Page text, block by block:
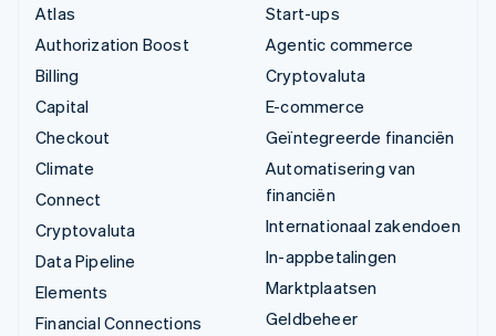
Atlas
Authorization Boost
Billing
Capital
Checkout
Climate
Connect
Cryptovaluta
Data Pipeline
Elements
Financial Connections
Start-ups
Agentic commerce
Cryptovaluta
E-commerce
Geïntegreerde financiën
Automatisering van
financiën
Internationaal zakendoen
In-appbetalingen
Marktplaatsen
Geldbeheer